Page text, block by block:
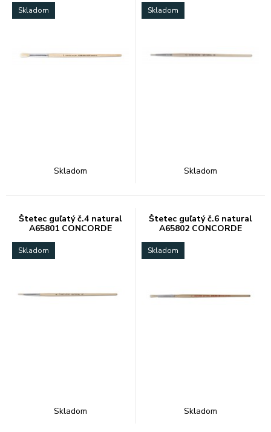
Skladom
Skladom
Skladom
Skladom
Štetec guľatý č.4 natural
A65801 CONCORDE
Skladom
Skladom
Štetec guľatý č.6 natural
A65802 CONCORDE
Skladom
Skladom